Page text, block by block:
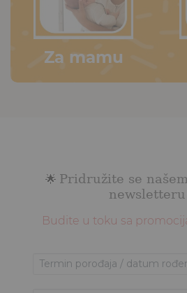
Za mamu
🌟 Pridružite se
Budite u toku sa